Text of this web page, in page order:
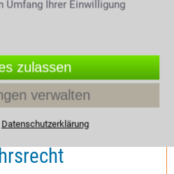
Umfang Ihrer Einwilligung
zulassen
verwalten
Datenschutzerklärung